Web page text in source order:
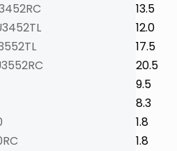
13.5
12.0
17.5
20.5
9.5
8.3
1.8
1.8